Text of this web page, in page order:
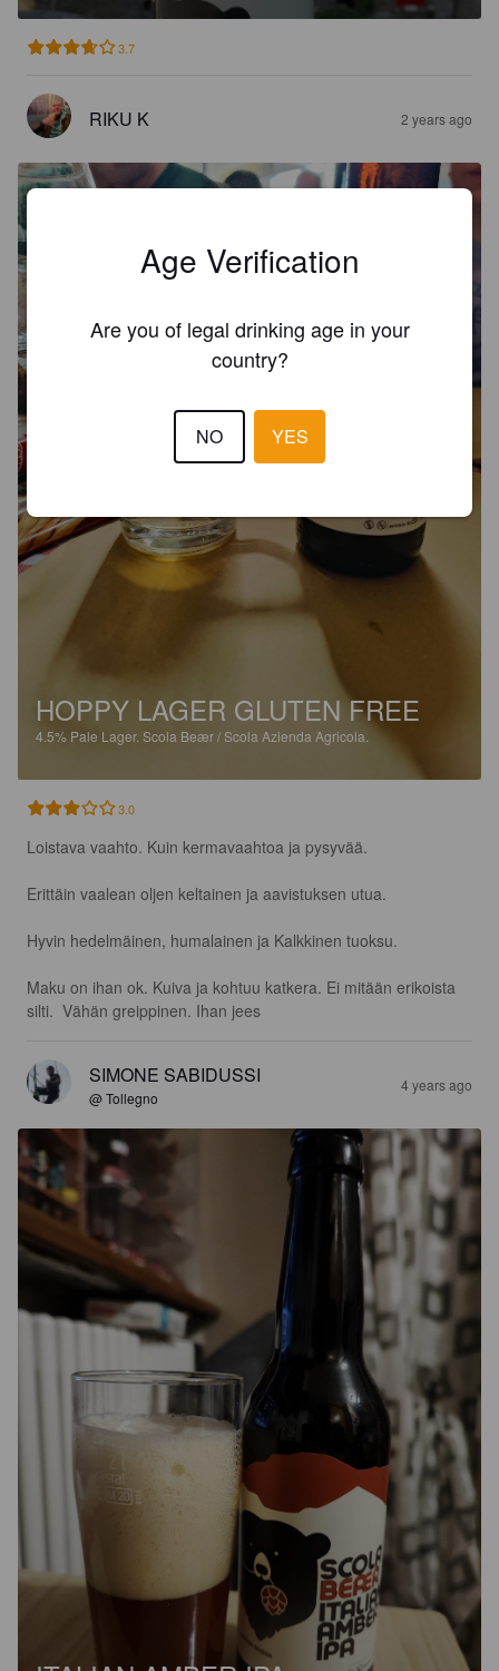
3.7
RIKU K 2 years ago
HOPPY LAGER GLUTEN FREE
4.5% Pale Lager. Scola Beær / Scola Azienda Agricola.
3.0
Loistava vaahto. Kuin kermavaahtoa ja pysyvää.
Erittäin vaalean oljen keltainen ja aavistuksen utua.
Hyvin hedelmäinen, humalainen ja Kalkkinen tuoksu.
Maku on ihan ok. Kuiva ja kohtuu katkera. Ei mitään erikoista
silti.  Vähän greippinen. Ihan jees
SIMONE SABIDUSSI
@ Tollegno
4 years ago
Age Verification
Are you of legal drinking age in your
country?
NO YES